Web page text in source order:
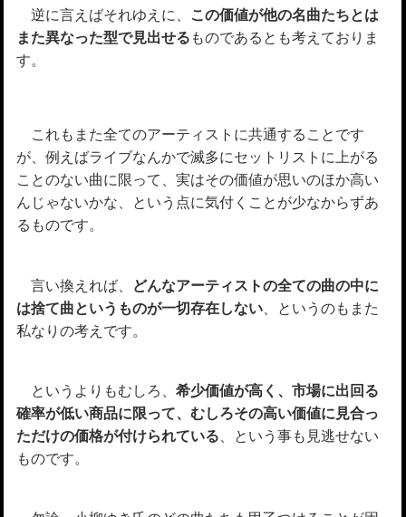
逆に言えばそれゆえに、
この価値が他の名曲たちとは
また異なった型で見出せる ものであるとも考えておりま
す。
これもまた全てのアーティストに共通することです
が、例えばライブなんかで滅多にセットリストに上がる
ことのない曲に限って、実はその価値が思いのほか高い
んじゃないかな、という点に気付くことが少なからずあ
るものです。
言い換えれば、
どんなアーティストの全ての曲の中に
は捨て曲というものが一切存在しない、というのもまた
私なりの考えです。
というよりもむしろ、 希少価値が高く、市場に出回る
確率が低い商品に限って、むしろその高い価値に見合っ
ただけの価格が付けられている 、という事も見逃せない
ものです。